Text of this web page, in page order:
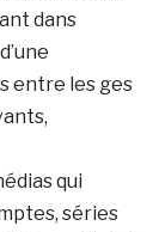
dans
entre les ges
qui
séries